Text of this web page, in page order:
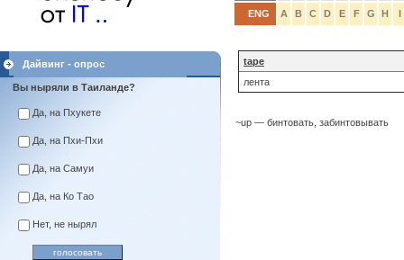
Дайвинг - опрос
Вы ныряли в Таиланде?
Да, на Пхукете
Да, на Пхи-Пхи
Да, на Самуи
Да, на Ко Тао
Нет, не нырял
ENG A B C D E F G H I
tape
лента
~uр — бинтовать, забинтовывать